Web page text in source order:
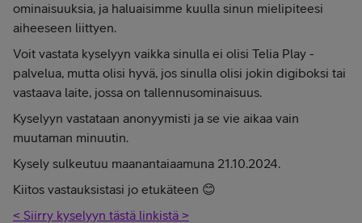
ominaisuuksia, ja haluaisimme kuulla sinun mielipiteesi
aiheeseen liittyen.
Voit vastata kyselyyn vaikka sinulla ei olisi Telia Play -
palvelua, mutta olisi hyvä, jos sinulla olisi jokin digiboksi tai
vastaava laite, jossa on tallennusominaisuus.
Kyselyyn vastataan anonyymisti ja se vie aikaa vain
muutaman minuutin.
Kysely sulkeutuu maanantaiaamuna 21.10.2024.
Kiitos vastauksistasi jo etukäteen 😊
< Siirry kyselyyn tästä linkistä >